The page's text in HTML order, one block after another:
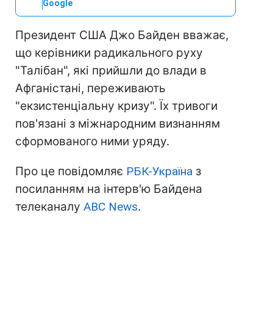
Google
Президент США Джо Байден вважає,
що керівники радикального руху
"Талібан", які прийшли до влади в
Афганістані, переживають
"екзистенціальну кризу". Їх тривоги
пов'язані з міжнародним визнанням
сформованого ними уряду.
Про це повідомляє РБК-Україна з
посиланням на інтерв'ю Байдена
телеканалу ABC News.